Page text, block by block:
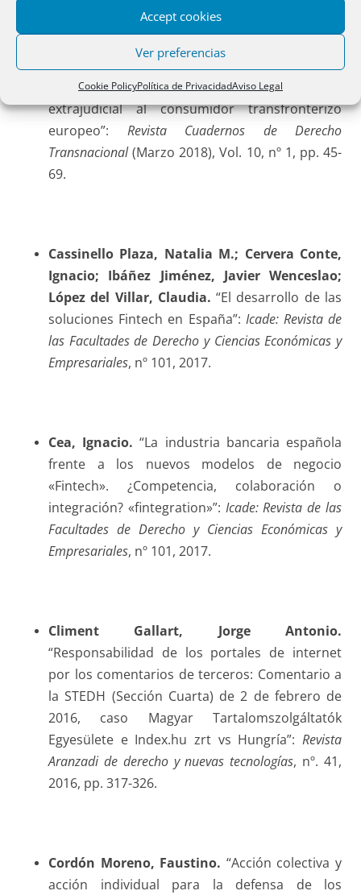
Accept cookies
Ver preferencias
Cookie PolicyPolítica de PrivacidadAviso Legal
CARRIZO AGUADO, David.“Asistencia
extrajudicial al consumidor transfronterizo
europeo”: Revista Cuadernos de Derecho
Transnacional(Marzo 2018), Vol. 10, nº 1, pp. 45-
69.
Cassinello Plaza, Natalia M.; Cervera Conte,
Ignacio; Ibáñez Jiménez, Javier Wenceslao;
López del Villar, Claudia. “El desarrollo de las
soluciones Fintech en España”: Icade: Revista de
las Facultades de Derecho y Ciencias Económicas y
Empresariales, nº 101, 2017.
Cea, Ignacio. “La industria bancaria española
frente a los nuevos modelos de negocio
«Fintech». ¿Competencia, colaboración o
integración? «fintegration»”: Icade: Revista de las
Facultades de Derecho y Ciencias Económicas y
Empresariales, nº 101, 2017.
Climent Gallart, Jorge Antonio.
“Responsabilidad de los portales de internet
por los comentarios de terceros: Comentario a
la STEDH (Sección Cuarta) de 2 de febrero de
2016, caso Magyar Tartalomszolgáltatók
Egyesülete e Index.hu zrt vs Hungría”: Revista
Aranzadi de derecho y nuevas tecnologías, nº. 41,
2016, pp. 317-326.
Cordón Moreno, Faustino. “Acción colectiva y
acción individual para la defensa de los